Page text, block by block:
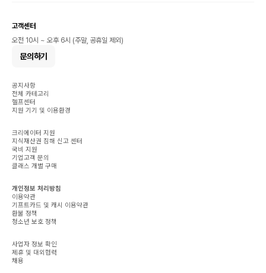
고객센터
오전 10시 ~ 오후 6시 (주말, 공휴일 제외)
문의하기
공지사항
전체 카테고리
헬프센터
지원 기기 및 이용환경
크리에이터 지원
지식재산권 침해 신고 센터
국비 지원
기업고객 문의
클래스 개별 구매
개인정보 처리방침
이용약관
기프트카드 및 캐시 이용약관
환불 정책
청소년 보호 정책
사업자 정보 확인
제휴 및 대외협력
채용